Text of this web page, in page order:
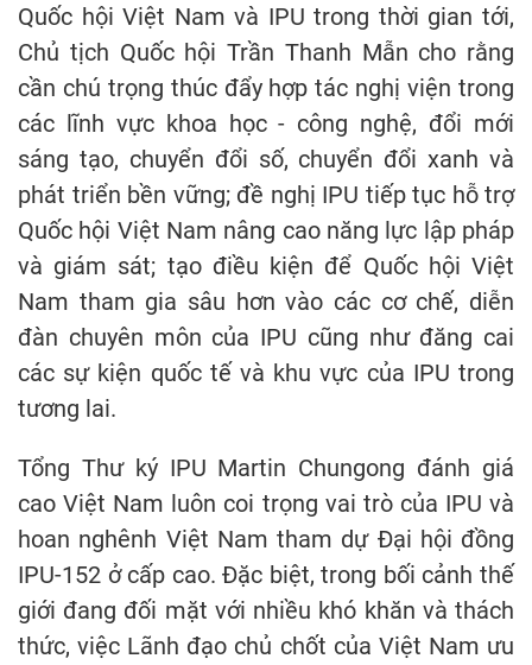
Quốc hội Việt Nam và IPU trong thời gian tới,
Chủ tịch Quốc hội Trần Thanh Mẫn cho rằng
cần chú trọng thúc đẩy hợp tác nghị viện trong
các lĩnh vực khoa học - công nghệ, đổi mới
sáng tạo, chuyển đổi số, chuyển đổi xanh và
phát triển bền vững; đề nghị IPU tiếp tục hỗ trợ
Quốc hội Việt Nam nâng cao năng lực lập pháp
và giám sát; tạo điều kiện để Quốc hội Việt
Nam tham gia sâu hơn vào các cơ chế, diễn
đàn chuyên môn của IPU cũng như đăng cai
các sự kiện quốc tế và khu vực của IPU trong
tương lai.
Tổng Thư ký IPU Martin Chungong đánh giá
cao Việt Nam luôn coi trọng vai trò của IPU và
hoan nghênh Việt Nam tham dự Đại hội đồng
IPU-152 ở cấp cao. Đặc biệt, trong bối cảnh thế
giới đang đối mặt với nhiều khó khăn và thách
thức, việc Lãnh đạo chủ chốt của Việt Nam ưu